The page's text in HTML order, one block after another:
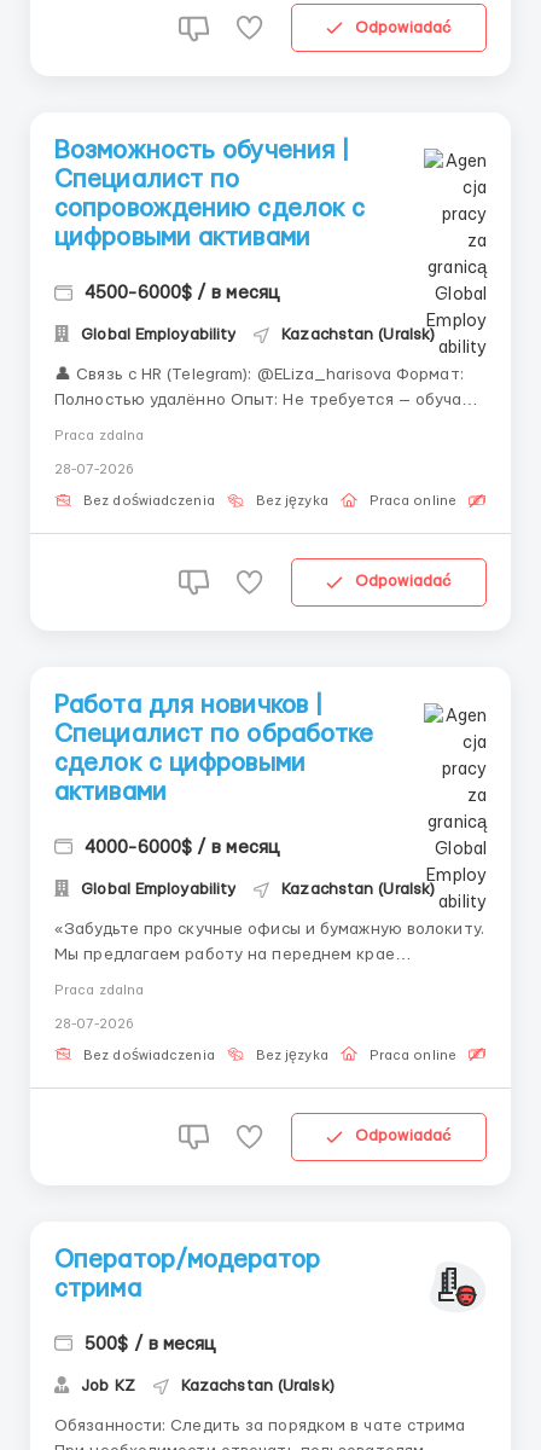
Odpowiadać
Возможность обучения |
Специалист по
сопровождению сделок с
цифровыми активами
4500-6000$ / в месяц
Global Employability Kazachstan (Uralsk)
👤 Связь с HR (Telegram): @ELiza_harisova Формат:
Полностью удалённо Опыт: Не требуется — обучаем
операционщиков очевидна: трейдеры принимают
решения, но именно операционные спец...
Praca zdalna
28-07-2026
Bez doświadczenia Bez języka Praca online
Odpowiadać
Работа для новичков |
Специалист по обработке
сделок с цифровыми
активами
4000-6000$ / в месяц
Global Employability Kazachstan (Uralsk)
«Забудьте про скучные офисы и бумажную волокиту.
Мы предлагаем работу на переднем крае
запускается сложный процесс: проверка
параметров, маршрутизация ордера, контроль
Praca zdalna
28-07-2026
Bez doświadczenia Bez języka Praca online
Odpowiadać
Оператор/модератор
стрима
500$ / в месяц
Job KZ Kazachstan (Uralsk)
Обязанности: Следить за порядком в чате стрима